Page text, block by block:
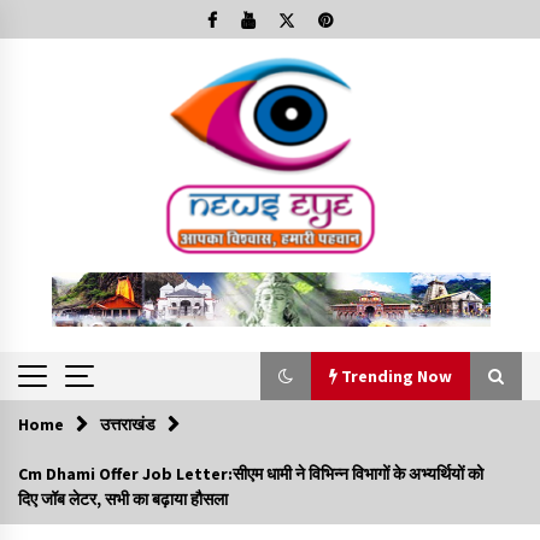
to
Trending Now
Trending Now
Minorities Rights Day : विश्व अल्पसंख्यक अधिकार दिवस
कार्यक्रम में शामिल हुए सीएम,आधुनिक मदरसों का नाम अब्दुल कलाम के नाम
Home उत्तराखंड
Cm Dhami Offer Job Letter:सीएम धामी ने विभिन्न विभागों के अभ्यर्थियों को
दिए जॉब लेटर, सभी का बढ़ाया हौसला